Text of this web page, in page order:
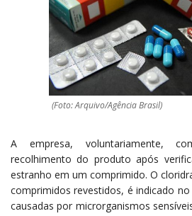
(Foto: Arquivo/Agência Brasil)
A empresa, voluntariamente,
recolhimento do produto após
estranho em um comprimido. O
comprimidos revestidos, é indicado
causadas por microrganismos